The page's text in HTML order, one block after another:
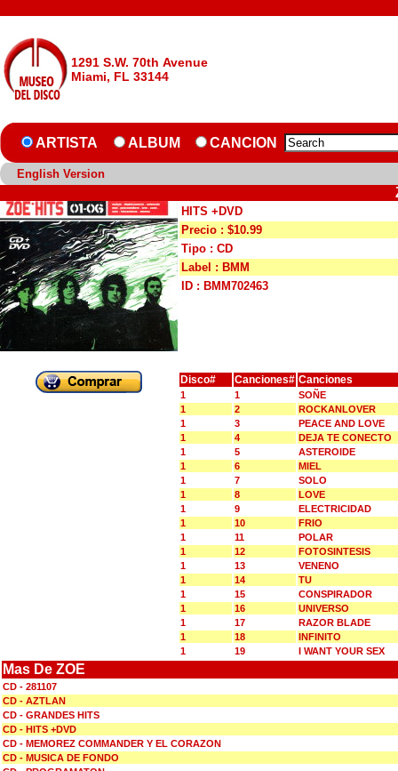
1291 S.W. 70th Avenue
Miami, FL 33144
ARTISTA ALBUM CANCION
English Version
HITS +DVD
Precio : $10.99
Tipo : CD
Label : BMM
ID : BMM702463
Disco# Canciones# Canciones
1 1
SOÑE
1
2
ROCKANLOVER
1
3
PEACE AND LOVE
1
4
DEJA TE CONECTO
1
5
ASTEROIDE
1
6
MIEL
1
7
SOLO
1
8
LOVE
1
9
ELECTRICIDAD
1
10
FRIO
1
11
POLAR
1
12
FOTOSINTESIS
1
13
VENENO
1
14
TU
1
15
CONSPIRADOR
1
16
UNIVERSO
1
17
RAZOR BLADE
1
18
INFINITO
1
19 I WANT YOUR SEX
Mas De ZOE
CD - 281107
CD - AZTLAN
CD - GRANDES HITS
CD - HITS +DVD
CD - MEMOREZ COMMANDER Y EL CORAZON
CD - MUSICA DE FONDO